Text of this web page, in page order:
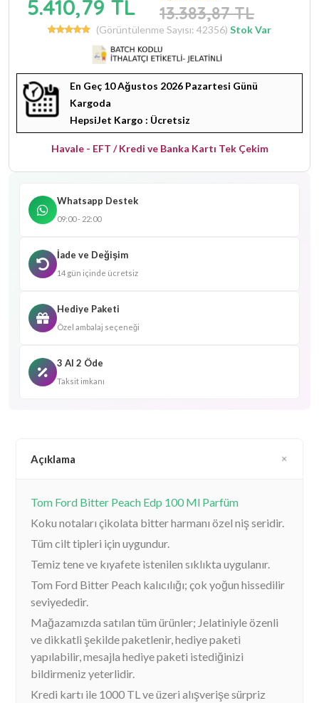
5.410,79 TL 13.383,87 TL
(Görüntülenme Sayısı: 42356) Stok Var
En Geç 10 Ağustos 2026 Pazartesi Günü
Kargoda
HepsiJet Kargo : Ücretsiz
Havale - EFT / Kredi ve Banka Kartı Tek Çekim
Whatsapp Destek
09:00 - 22:00
İade ve Değişim
14 gün içinde ücretsiz
Hediye Paketi
Özel ambalaj seçeneği
3 Al 2 Öde
Taksit imkanı
Açıklama
Tom Ford Bitter Peach Edp 100 Ml Parfüm
Koku notaları çikolata bitter harmanı özel niş seridir.
Tüm cilt tipleri için uygundur.
Temiz tene ve kıyafete istenilen sıklıkta uygulanır.
Tom Ford Bitter Peach kalıcılığı; çok yoğun hissedilir
seviyededir.
Mağazamızda satılan tüm ürünler; Jelatiniyle özenli
ve dikkatli şekilde paketlenir, hediye paketi
yapılabilir, mesajla hediye paketi istediğinizi
bildirmeniz yeterlidir.
Kredi kartı ile 1000 TL ve üzeri alışverişe sürpriz